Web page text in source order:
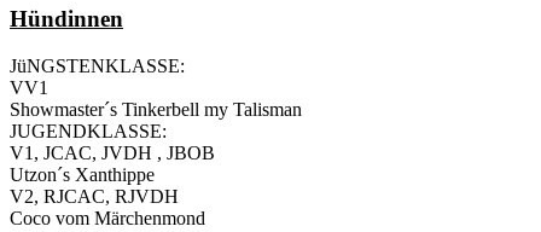
Hündinnen
JüNGSTENKLASSE:
VV1
Showmaster´s Tinkerbell my Talisman
JUGENDKLASSE:
V1, JCAC, JVDH , JBOB
Utzon´s Xanthippe
V2, RJCAC, RJVDH
Coco vom Märchenmond